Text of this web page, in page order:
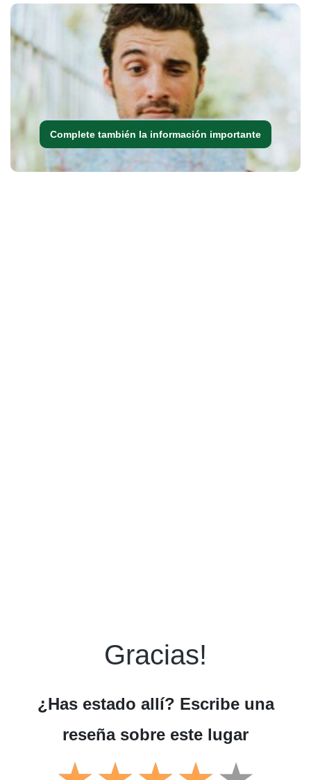
Complete también la información importante
Gracias!
¿Has estado allí? Escribe una
reseña sobre este lugar